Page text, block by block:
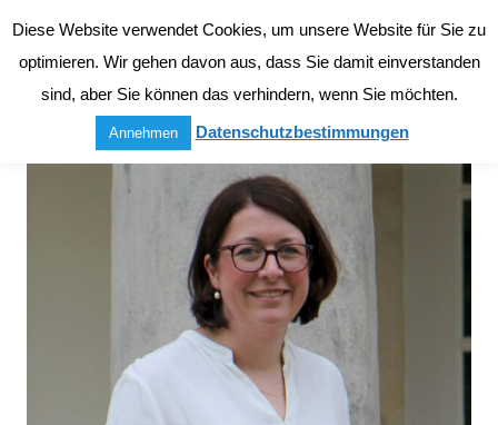
Neurologie
Diese Website verwendet Cookies, um unsere Website für Sie zu
optimieren. Wir gehen davon aus, dass Sie damit einverstanden
sind, aber Sie können das verhindern, wenn Sie möchten.
Annehmen Datenschutzbestimmungen